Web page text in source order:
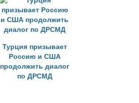
Турция призывает
Россию и США
продолжить диалог
по ДРСМД